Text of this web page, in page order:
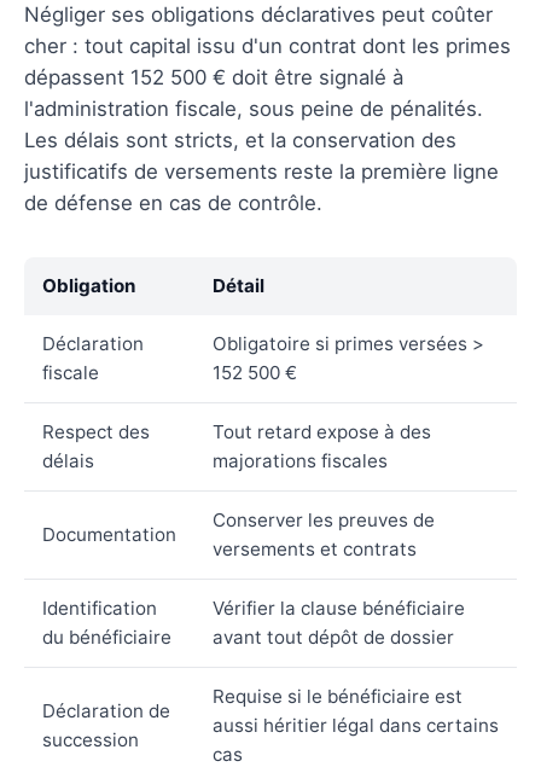
Négliger ses obligations déclaratives peut coûter
cher : tout capital issu d'un contrat dont les primes
dépassent 152 500 € doit être signalé à
l'administration fiscale, sous peine de pénalités.
Les délais sont stricts, et la conservation des
justificatifs de versements reste la première ligne
de défense en cas de contrôle.
Obligation Détail
Déclaration
fiscale
Obligatoire si primes versées >
152 500 €
Respect des
délais
Tout retard expose à des
majorations fiscales
Documentation
Conserver les preuves de
versements et contrats
Identification
du bénéficiaire
Vérifier la clause bénéficiaire
avant tout dépôt de dossier
Déclaration de
succession
Requise si le bénéficiaire est
aussi héritier légal dans certains
cas